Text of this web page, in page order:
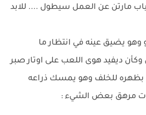
مارتن عن العمل سيطول .... للابد
وهو يضيق عينه في انتظار ما
وكأن ديفيد هوى اللعب على اوتار صبر
بظهره للخلف وهو يمسك ذراعه
مرهق بعض الشيء :